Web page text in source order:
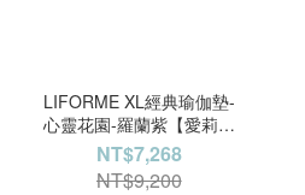
LIFORME XL經典瑜伽墊-
心靈花園-羅蘭紫【愛莉莎
莎專屬】
NT$7,268
NT$9,200